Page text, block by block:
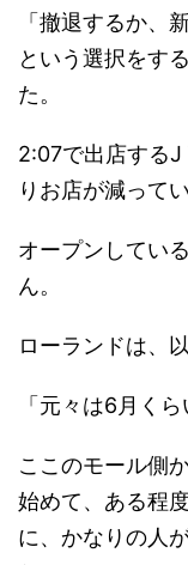
「撤退するか、
という選択をす
た。
2:07で出店するJ
りお店が減って
オープンしてい
ん。
ローランドは、
「元々は6月く
ここのモール側
始めて、ある程
に、かなりの人